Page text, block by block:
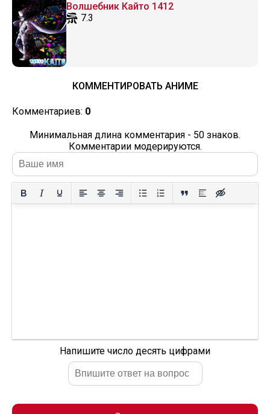
Волшебник Кайто 1412
7.3
КОММЕНТИРОВАТЬ АНИМЕ
Комментариев: 0
Минимальная длина комментария - 50 знаков.
Комментарии модерируются.
Напишите число десять цифрами